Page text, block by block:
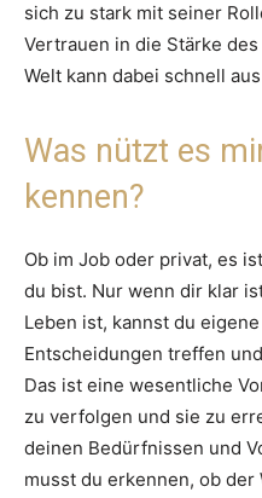
sich zu stark mit seiner
Vertrauen in die Stärke
Welt kann dabei schnell
Was nützt es
kennen?
Ob im Job oder privat, es
du bist. Nur wenn dir klar
Leben ist, kannst du
Entscheidungen treffen
Das ist eine wesentliche
zu verfolgen und sie zu
deinen Bedürfnissen und
musst du erkennen, ob der